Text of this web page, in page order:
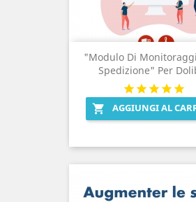
"Modulo Di
Spedizione" Per
 AGGIUNGI AL